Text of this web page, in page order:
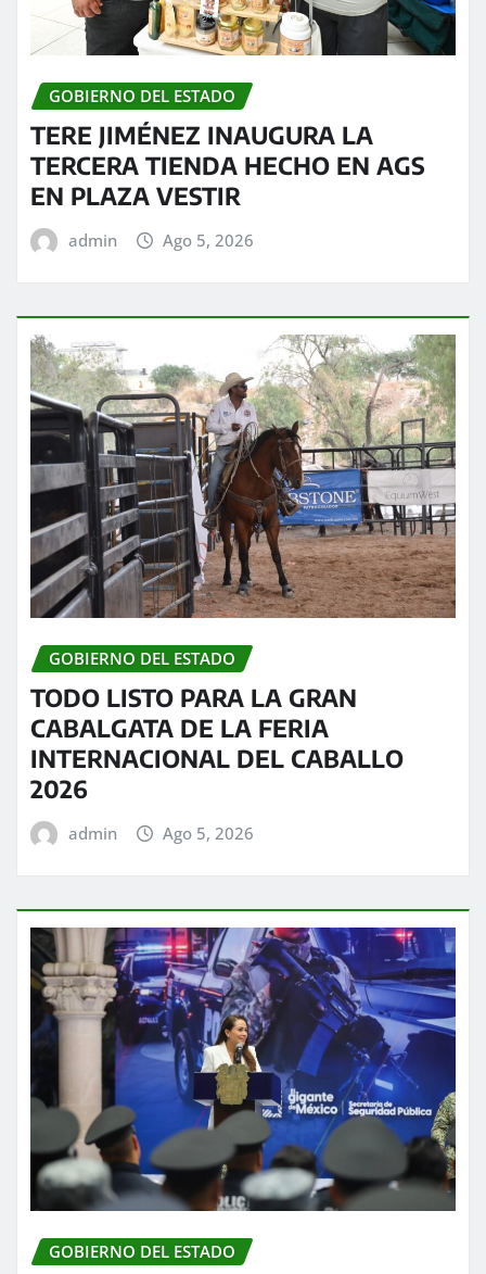
GOBIERNO DEL ESTADO
TERE JIMÉNEZ INAUGURA LA
TERCERA TIENDA HECHO EN AGS
EN PLAZA VESTIR
admin Ago 5, 2026
GOBIERNO DEL ESTADO
TODO LISTO PARA LA GRAN
CABALGATA DE LA FERIA
INTERNACIONAL DEL CABALLO
2026
admin Ago 5, 2026
GOBIERNO DEL ESTADO